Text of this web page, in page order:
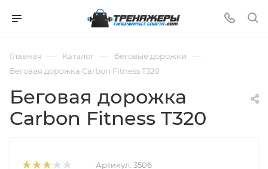
Главная — Каталог — Беговые дорожки —
Беговая дорожка Carbon Fitness T320
Беговая дорожка
Carbon Fitness T320
Артикул: 3506